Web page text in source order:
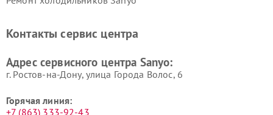
Контакты сервис центра
Адрес сервисного центра Sanyo:
г. Ростов-на-Дону, улица Города Волос, 6
Горячая линия:
+7 (863) 333-92-43